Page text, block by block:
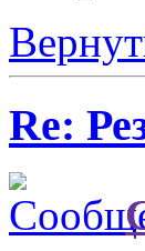
Re: